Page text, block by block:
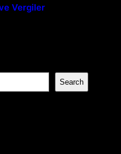
Vergiler
Search